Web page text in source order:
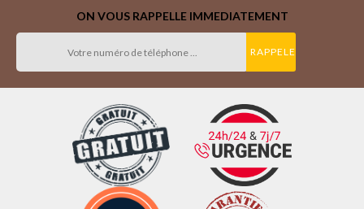
ON VOUS RAPPELLE IMMEDIATEMENT